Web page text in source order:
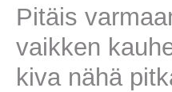
Pitäis
vaikken
kiva nähä